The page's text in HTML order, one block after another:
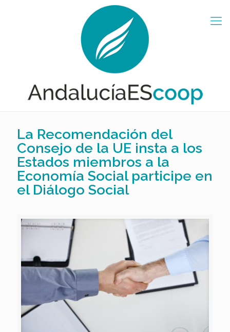
La Recomendación del
Consejo de la UE insta a los
Estados miembros a la
Economía Social participe en
el Diálogo Social